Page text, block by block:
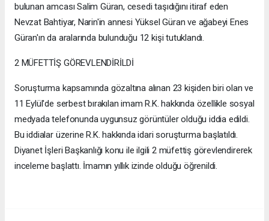
bulunan amcası Salim Güran, cesedi taşıdığını itiraf eden
Nevzat Bahtiyar, Narin'in annesi Yüksel Güran ve ağabeyi Enes
Güran'ın da aralarında bulunduğu 12 kişi tutuklandı.
2 MÜFETTİŞ GÖREVLENDİRİLDİ
Soruşturma kapsamında gözaltına alınan 23 kişiden biri olan ve
11 Eylül'de serbest bırakılan imam R.K. hakkında özellikle sosyal
medyada telefonunda uygunsuz görüntüler olduğu iddia edildi.
Bu iddialar üzerine R.K. hakkında idari soruşturma başlatıldı.
Diyanet İşleri Başkanlığı konu ile ilgili 2 müfettiş görevlendirerek
inceleme başlattı. İmamın yıllık izinde olduğu öğrenildi.